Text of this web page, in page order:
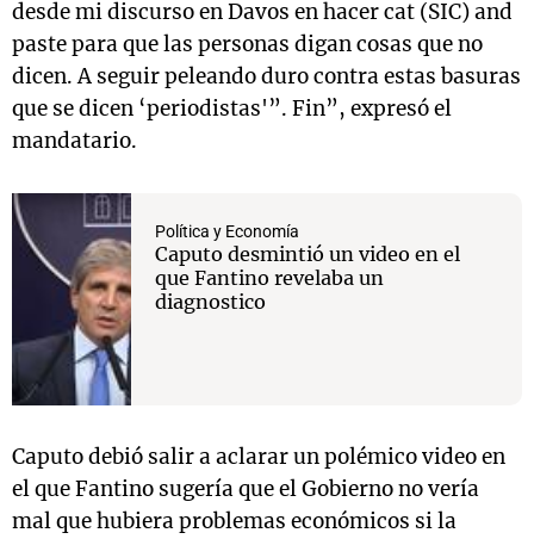
desde mi discurso en Davos en hacer cat (SIC) and
paste para que las personas digan cosas que no
dicen. A seguir peleando duro contra estas basuras
que se dicen ‘periodistas'”. Fin”, expresó el
mandatario.
Política y Economía
Caputo desmintió un video en el
que Fantino revelaba un
diagnostico
Caputo debió salir a aclarar un polémico video en
el que Fantino sugería que el Gobierno no vería
mal que hubiera problemas económicos si la